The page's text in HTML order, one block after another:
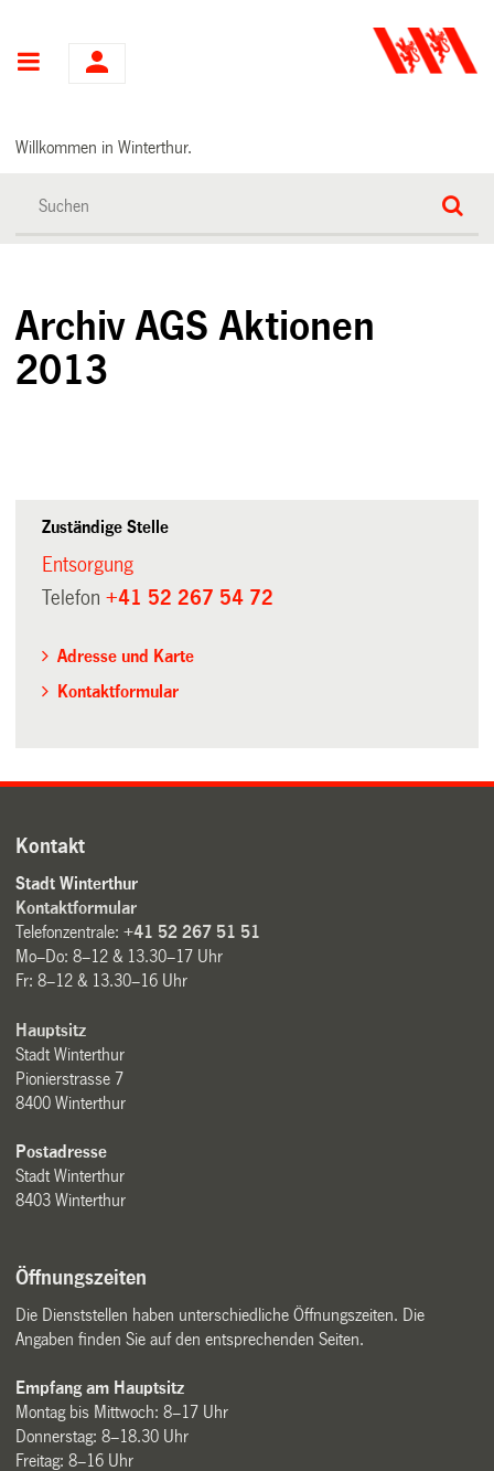
Hauptnavigation
Willkommen in Winterthur.
Archiv AGS Aktionen
2013
Zuständige Stelle
Entsorgung
Telefon+41 52 267 54 72
Adresse und Karte
Kontaktformular
Kontakt
Stadt Winterthur
Kontaktformular
Telefonzentrale:+41 52 267 51 51
Mo–Do: 8–12 & 13.30–17 Uhr
Fr: 8–12 & 13.30–16 Uhr
Hauptsitz
Stadt Winterthur
Pionierstrasse 7
8400 Winterthur
Postadresse
Stadt Winterthur
8403 Winterthur
Öffnungszeiten
Die Dienststellen haben unterschiedliche Öffnungszeiten. Die
Angaben finden Sie auf den entsprechenden Seiten.
Empfang am Hauptsitz
Montag bis Mittwoch: 8–17 Uhr
Donnerstag: 8–18.30 Uhr
Freitag: 8–16 Uhr